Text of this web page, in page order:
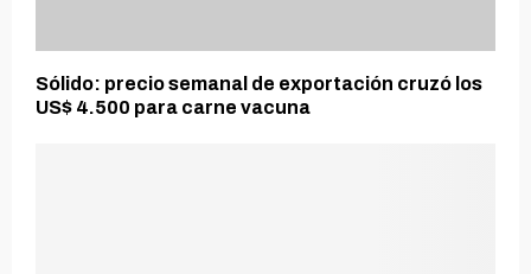
Sólido: precio semanal de exportación cruzó los
US$ 4.500 para carne vacuna